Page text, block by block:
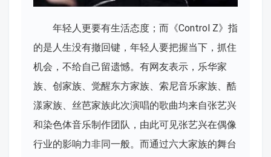
年轻人更要有生活态度；而《Control Z》指
的是人生没有撤回键，年轻人要把握当下，抓住
机会，不给自己留遗憾。有网友表示，乐华家
族、创家族、觉醒东方家族、索尼音乐家族、酷
漾家族、丝芭家族此次演唱的歌曲均来自张艺兴
和染色体音乐制作团队，由此可见张艺兴在偶像
行业的影响力非同一般。而通过六大家族的舞台